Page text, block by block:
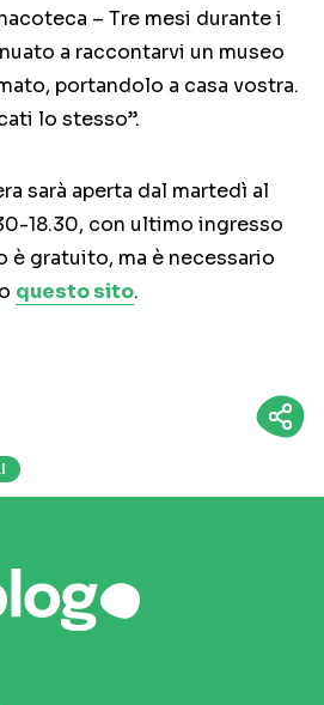
– Tre mesi durante i
a raccontarvi un museo
portandolo a casa vostra.
lo stesso”.
sarà aperta dal martedì al
18.30, con ultimo ingresso
è gratuito, ma è necessario
questo sito.